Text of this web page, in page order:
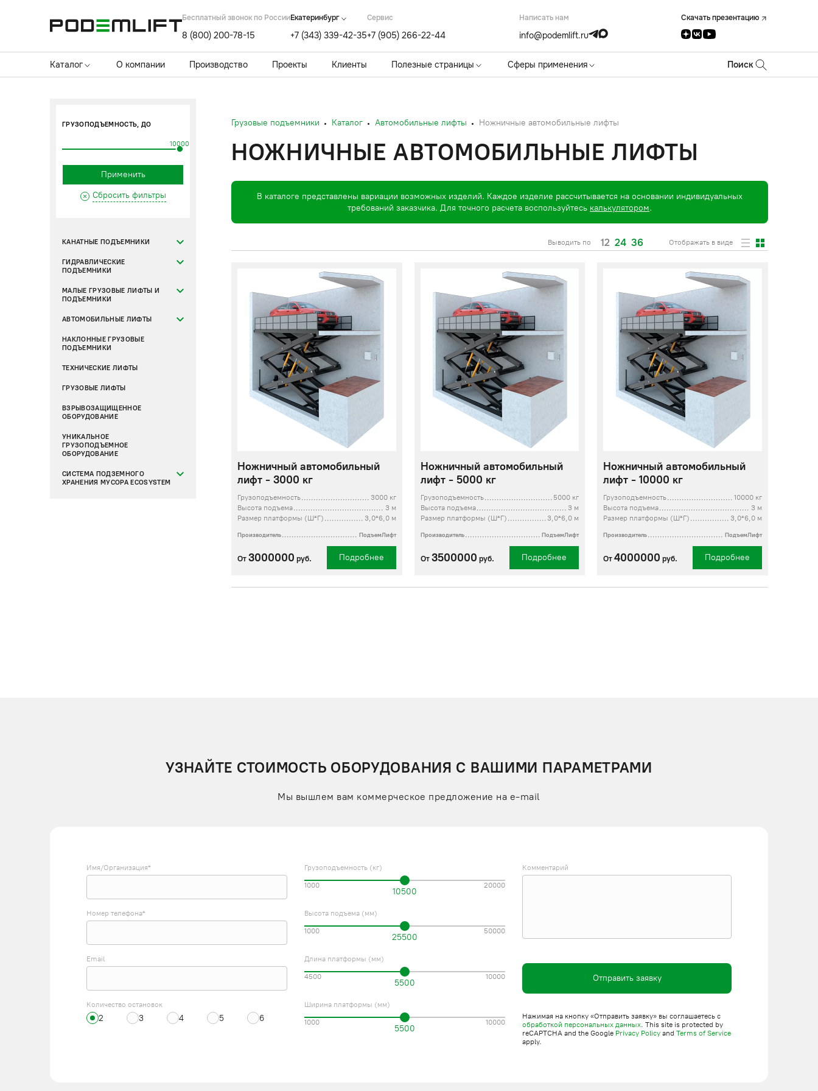
Бесплатный звонок по России
8 (800) 200-78-15
Екатеринбург
+7 (343) 339-42-35
Cервис
+7 (905) 266-22-44
Написать нам
info@podemlift.ru
Скачать презентацию
Каталог О компании Производство Проекты Клиенты Полезные страницы Сферы применения Поиск
ГРУЗОПОДЪЕМНОСТЬ, ДО
10000
Применить
Сбросить фильтры
КАНАТНЫЕ ПОДЪЕМНИКИ
ГИДРАВЛИЧЕСКИЕ
ПОДЪЕМНИКИ
МАЛЫЕ ГРУЗОВЫЕ ЛИФТЫ И
ПОДЪЕМНИКИ
АВТОМОБИЛЬНЫЕ ЛИФТЫ
НАКЛОННЫЕ ГРУЗОВЫЕ
ПОДЪЕМНИКИ
ТЕХНИЧЕСКИЕ ЛИФТЫ
ГРУЗОВЫЕ ЛИФТЫ
ВЗРЫВОЗАЩИЩЕННОЕ
ОБОРУДОВАНИЕ
УНИКАЛЬНОЕ
ГРУЗОПОДЪЕМНОЕ
ОБОРУДОВАНИЕ
СИСТЕМА ПОДЗЕМНОГО
ХРАНЕНИЯ МУСОРА ECOSYSTEM
Грузовые подъемники Каталог Автомобильные лифты Ножничные автомобильные лифты
НОЖНИЧНЫЕ АВТОМОБИЛЬНЫЕ ЛИФТЫ
В каталоге представлены вариации возможных изделий. Каждое изделие рассчитывается на основании индивидуальных
требований заказчика. Для точного расчета воспользуйтесь калькулятором.
Выводить по 12 24 36 Отображать в виде
Ножничный автомобильный
лифт - 3000 кг
Грузоподъемность
3000 кг
Высота подъема
3 м
Размер платформы (Ш*Г)
3,0*6,0 м
Производитель ПодъемЛифт
От 3000000 руб. Подробнее
Ножничный автомобильный
лифт - 5000 кг
Грузоподъемность
5000 кг
Высота подъема
3 м
Размер платформы (Ш*Г)
3,0*6,0 м
Производитель ПодъемЛифт
От 3500000 руб. Подробнее
Ножничный автомобильный
лифт - 10000 кг
Грузоподъемность
10000 кг
Высота подъема
3 м
Размер платформы (Ш*Г)
3,0*6,0 м
Производитель ПодъемЛифт
От4000000 руб. Подробнее
УЗНАЙТЕ СТОИМОСТЬ ОБОРУДОВАНИЯ С ВАШИМИ ПАРАМЕТРАМИ
Мы вышлем вам коммерческое предложение на e-mail
Имя/Организация*
Номер телефона*
Email
Количество остановок
2 3 4 5 6
Грузоподъемность (кг)
10500
1000 20000
Высота подъема (мм)
25500
1000 50000
Длина платформы (мм)
5500
4500 10000
Ширина платформы (мм)
5500
1000 10000
Комментарий
Отправить заявку
Нажимая на кнопку «Отправить заявку» вы соглашаетесь с
обработкой персональных данных. This site is protected by
reCAPTCHA and the Google Privacy Policy and Terms of Service
apply.